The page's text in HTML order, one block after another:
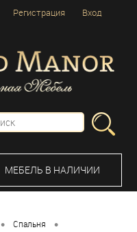
Вход
Регистрация
МЕБЕЛЬ В НАЛИЧИИ
• Спальня •